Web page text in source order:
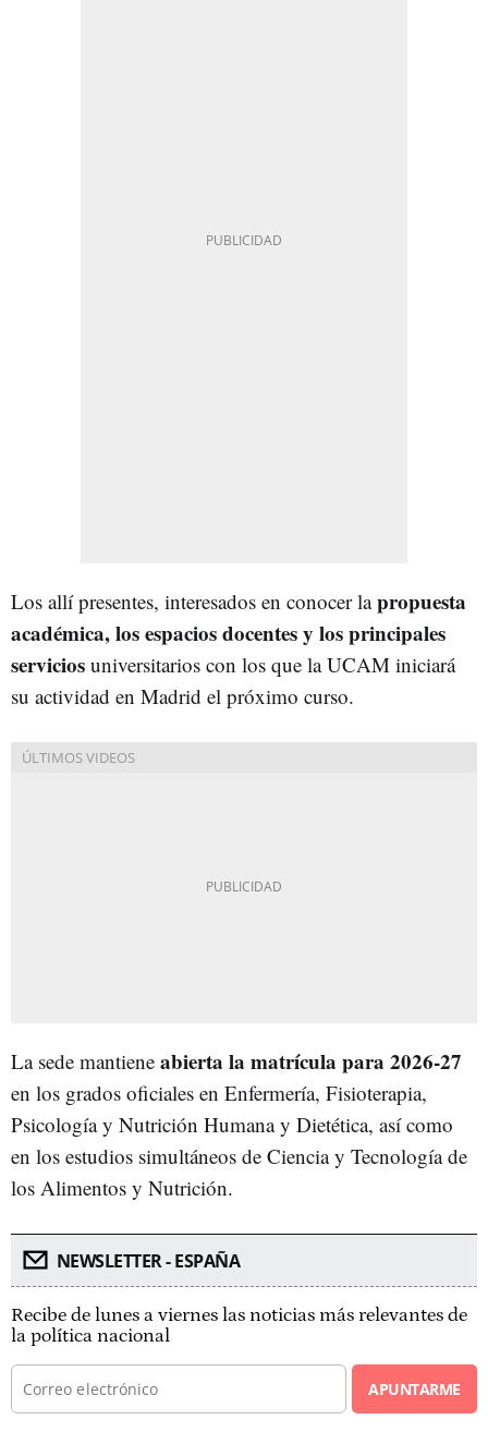
Los allí presentes, interesados en conocer lapropuesta
académica, los espacios docentes y los principales
servicios universitarios con los que la UCAM iniciará
su actividad en Madrid el próximo curso.
La sede mantiene abierta la matrícula para 2026-27
en los grados oficiales en Enfermería, Fisioterapia,
Psicología y Nutrición Humana y Dietética, así como
en los estudios simultáneos de Ciencia y Tecnología de
los Alimentos y Nutrición.
NEWSLETTER - ESPAÑA
Recibe de lunes a viernes las noticias más relevantes de
la política nacional
APUNTARME